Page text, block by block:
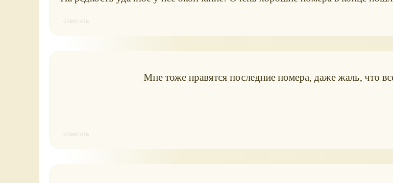
ответить
Мне тоже нравятся последние номера, даже жаль, что
ответить